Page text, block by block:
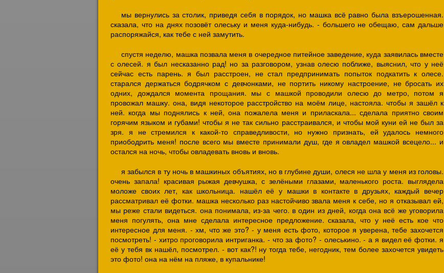
мы вернулись за столик, приведя себя в порядок, но машка всё равно была взъерошенная.
сказала, что на днях позовёт олеську и меня куда-нибудь. - большего не обещаю, сам дальше
распоряжайся, как тебе с ней замутить.
спустя неделю, машка позвала меня в очередное питейное заведение, куда заявилась вместе
с олесей. я был несказанно рад! но за разговором, узнав олесю поближе, выяснил, что у неё
сейчас есть парень. я был расстроен, не стал предпринимать попыток подкатить к олесе.
старался держаться бодрячком с девчонками, не портить никому настроение, не бросать их
одних, дождался момента прощания. мы с машкой проводили олесю до метро, потом я
провожал машку. она, видя некоторое расстройство на моём лице, настояла. чтобы я зашёл к
ней. когда мы поднялись к ней, она пожалела меня и приласкала... сделала приятно своим
горячим языком и губами! чтобы я не так сильно расстраивался, и чтобы мой куни ей не был за
зря. я не стремился к какой-то справедливости, но нужно признать, ей удалось немного
приободрить меня! после всего мы вместе принимали душ, где я овладел машкой всецело... и
остался на ночь, чтобы овладевать вновь и вновь.
я забылся в ту ночь в машкиных объятиях, но в глубине души, олеся не шла у меня из головы.
очень запала! красивая рыжая девчушка, с зелёными глазами, маленького роста. выглядела
моложе своих лет, как школьница. нашёл её у машки в контакте в друзьях, каждый вечер
рассматривал её фотки. машка несколько раз настойчиво звала меня к себе, но я отказывал ей,
мы реже стали видеться. она понимала, из-за чего. в один из дней, когда она всё же уговорила
меня погулять, она мне сделала интересное предложение. сказала, что у неё есть кое что
интересное для меня. - хм, что же это? - у меня есть фото, которое я уверена, тебе захочется
посмотреть! - хитро проговорила интриганка. - что за фото? - олеськино. - а я видел её фотки. я
её у тебя вк нашёл, посмотрел. - вот как?! ну тогда тебе, негодник, тем более захочется увидеть
это фото! она на нём на пляже, в купальнике!